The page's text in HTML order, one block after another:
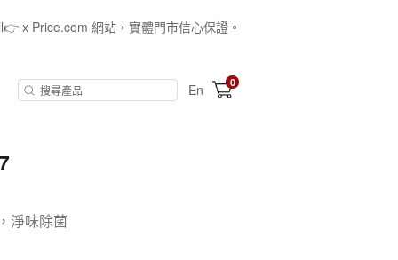
x Price.com 網站，實體門市信心保證。
En 0
淨味除菌